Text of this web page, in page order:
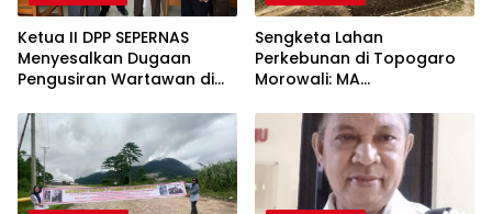
Ketua II DPP SEPERNAS
Menyesalkan Dugaan
Pengusiran Wartawan di
Redaksi Siapkan Surat
Konfirmasi
Sengketa Lahan
Perkebunan di Topogaro
Morowali: MA
BJS Ungkap Alasan Lahan
dan Perizinan